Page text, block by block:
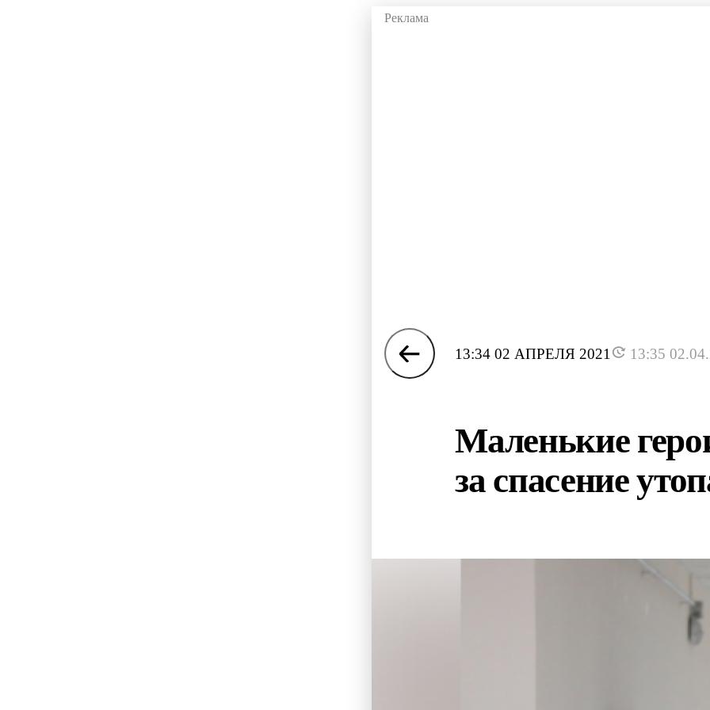
13:34 02 АПРЕЛЯ 2021 13:35
Маленькие
за спасение